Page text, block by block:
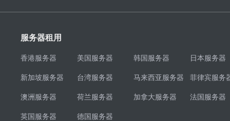
服务器租用
香港服务器 美国服务器 韩国服务器 日本服务器
新加坡服务器 台湾服务器 马来西亚服务器 菲律宾服务
澳洲服务器 荷兰服务器 加拿大服务器 法国服务器
英国服务器 德国服务器